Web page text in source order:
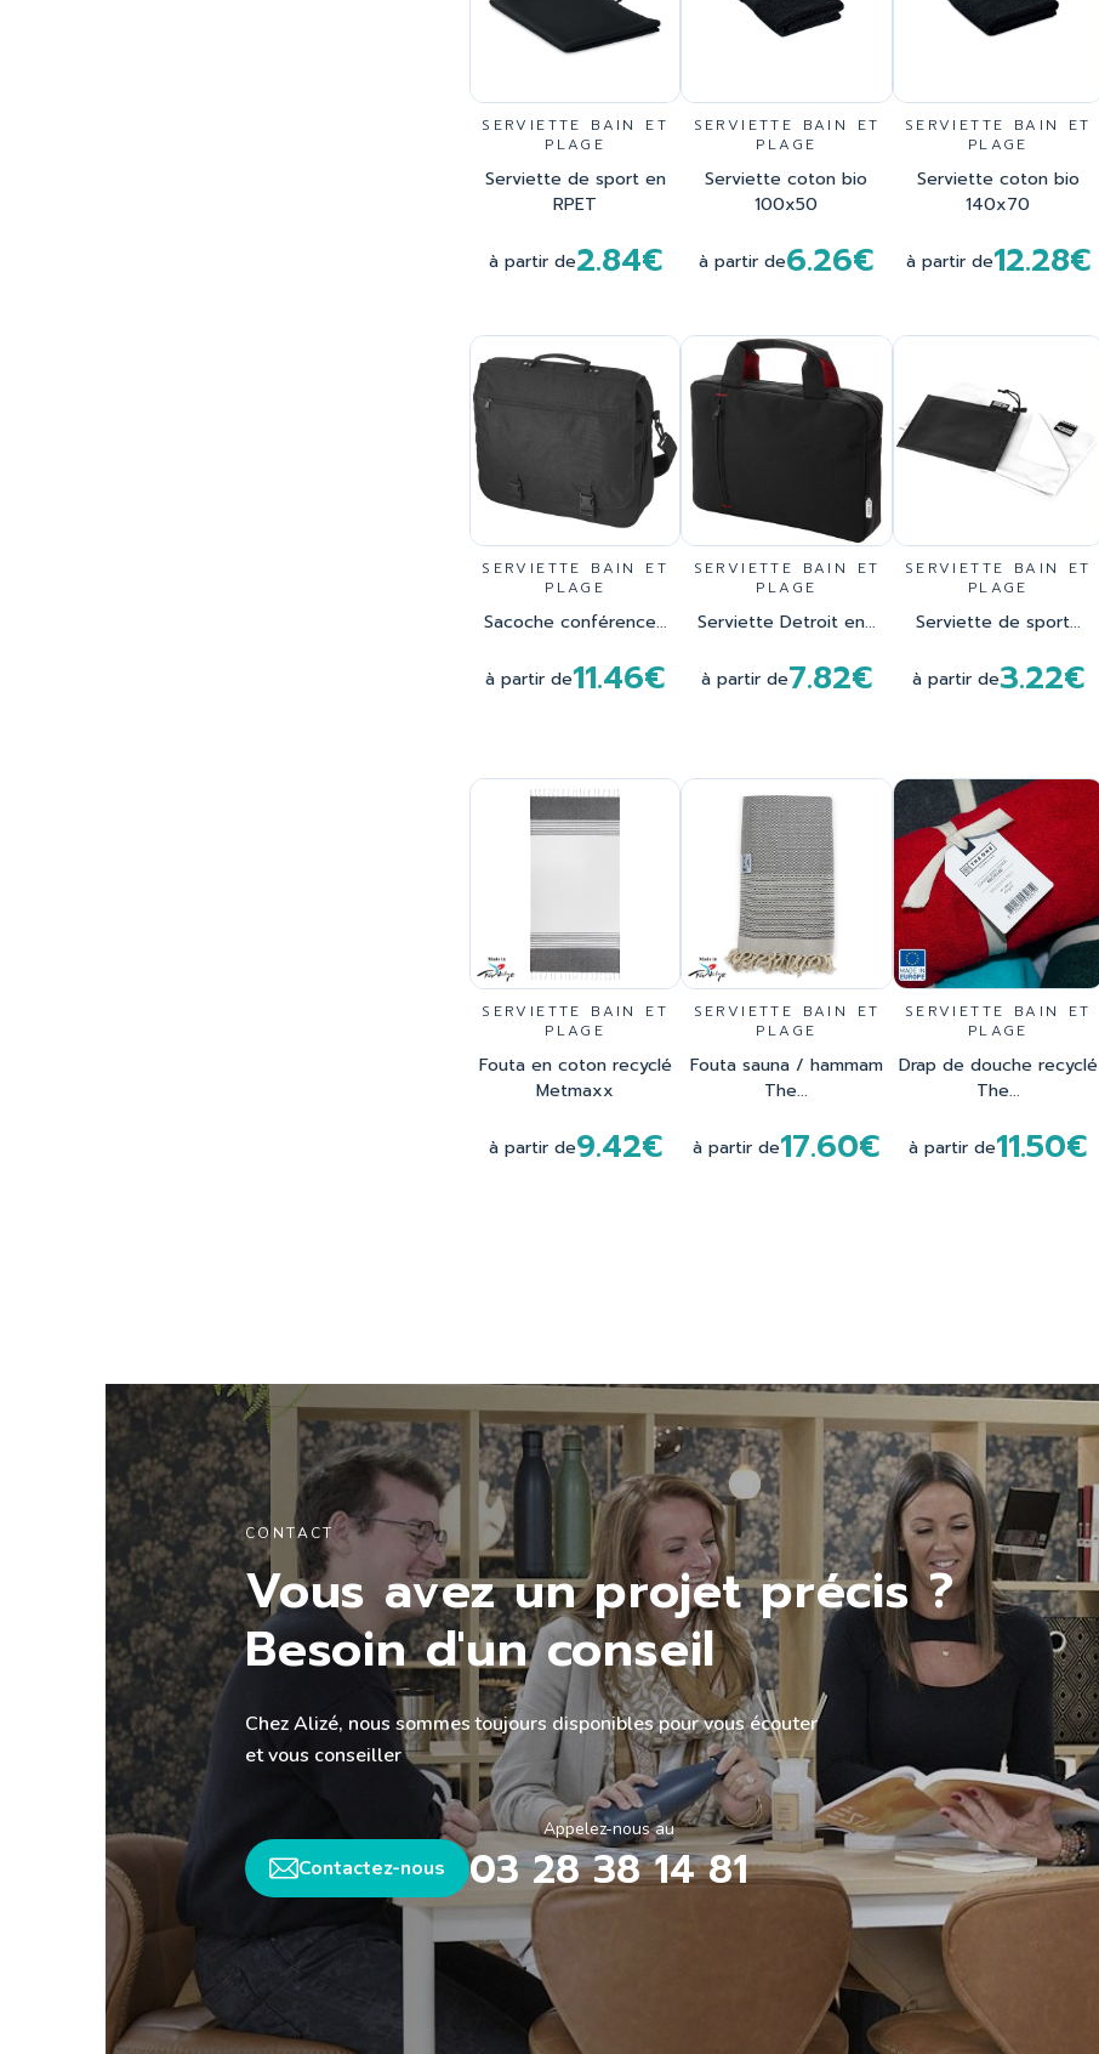
SERVIETTE BAIN ET
PLAGE
Serviette de sport en
RPET
à partir de2.84€
SERVIETTE BAIN ET
PLAGE
Serviette coton bio
100x50
à partir de6.26€
SERVIETTE BAIN ET
PLAGE
Serviette coton bio
140x70
à partir de12.28€
SERVIETTE BAIN ET
PLAGE
Sacoche conférence...
à partir de11.46€
SERVIETTE BAIN ET
PLAGE
Serviette Detroit en...
à partir de7.82€
SERVIETTE BAIN ET
PLAGE
Serviette de sport...
à partir de3.22€
SERVIETTE BAIN ET
PLAGE
Fouta en coton recyclé
Metmaxx
à partir de9.42€
SERVIETTE BAIN ET
PLAGE
Fouta sauna / hammam
The...
à partir de17.60€
SERVIETTE BAIN ET
PLAGE
Drap de douche recyclé
The...
à partir de11.50€
CONTACT
Vous avez un projet précis ?
Besoin d'un conseil
Chez Alizé, nous sommes toujours disponibles pour vous écouter
et vous conseiller
Contactez-nous
Appelez-nous au
03 28 38 14 81